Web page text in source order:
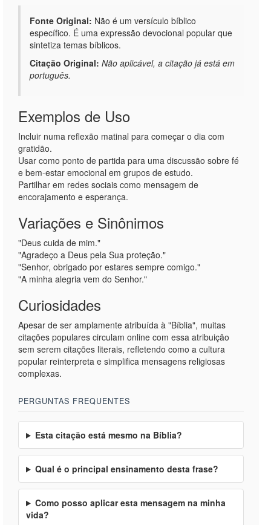
Fonte Original: Não é um versículo bíblico
específico. É uma expressão devocional popular que
sintetiza temas bíblicos.
Citação Original: Não aplicável, a citação já está em
português.
Exemplos de Uso
Incluir numa reflexão matinal para começar o dia com
gratidão.
Usar como ponto de partida para uma discussão sobre fé
e bem-estar emocional em grupos de estudo.
Partilhar em redes sociais como mensagem de
encorajamento e esperança.
Variações e Sinônimos
"Deus cuida de mim."
"Agradeço a Deus pela Sua proteção."
"Senhor, obrigado por estares sempre comigo."
"A minha alegria vem do Senhor."
Curiosidades
Apesar de ser amplamente atribuída à "Bíblia", muitas
citações populares circulam online com essa atribuição
sem serem citações literais, refletendo como a cultura
popular reinterpreta e simplifica mensagens religiosas
complexas.
PERGUNTAS FREQUENTES
Esta citação está mesmo na Bíblia?
Qual é o principal ensinamento desta frase?
Como posso aplicar esta mensagem na minha
vida?